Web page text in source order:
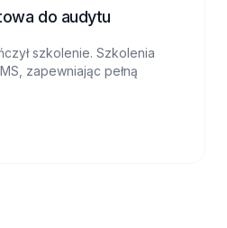
do audytu
szkolenie. Szkolenia
zapewniając pełną